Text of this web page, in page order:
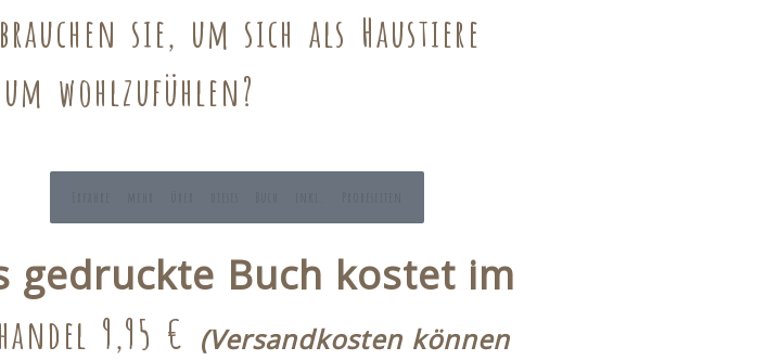
sie, um sich als Haustiere
wohlzufühlen?
gedruckte Buch kostet im
9,95 € (Versandkosten können